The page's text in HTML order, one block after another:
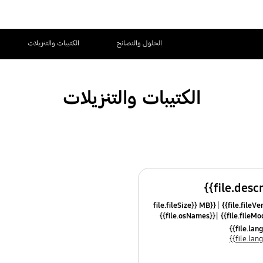
الحلول والنصائح الكتيبات والتنزيلات
الكتيبات والتنزيلات
{{file.fileSize}} MB
{{file.osNames}}